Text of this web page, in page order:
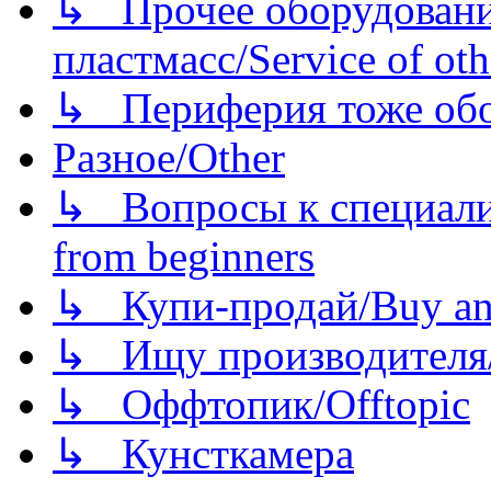
↳ Прочее
пластмасс/Service of
↳ Периферия тоже
Разное/Other
↳ Вопросы к
from beginners
↳ Купи-продай/Buy
↳ Ищу
↳ Оффтопик/Offtopic
↳ Кунсткамера